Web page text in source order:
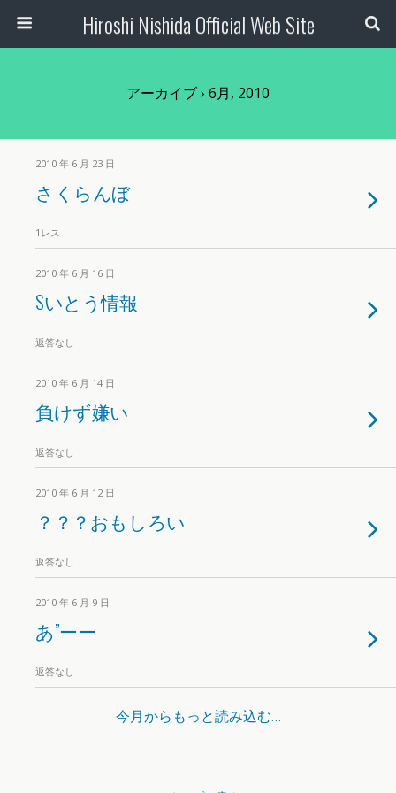
Hiroshi Nishida Official Web Site
アーカイブ › 6月, 2010
2010 年 6 月 23 日
さくらんぼ
1レス
2010 年 6 月 16 日
Sいとう情報
返答なし
2010 年 6 月 14 日
負けず嫌い
返答なし
2010 年 6 月 12 日
？？？おもしろい
返答なし
2010 年 6 月 9 日
あ”ーー
返答なし
今月からもっと読み込む…